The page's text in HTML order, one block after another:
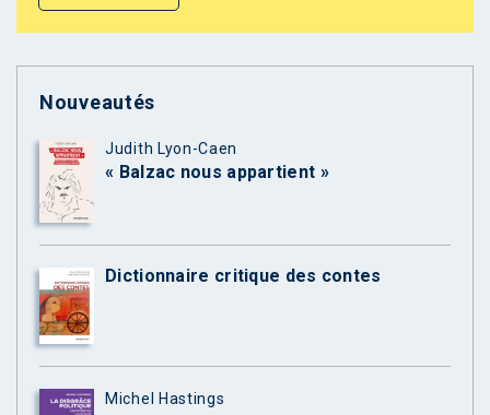
Nouveautés
Judith Lyon-Caen
« Balzac nous appartient »
Dictionnaire critique des contes
Michel Hastings